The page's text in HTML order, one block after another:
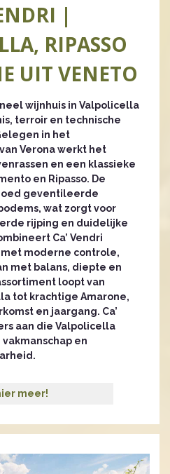
|
RIPASSO
UIT VENETO
wijnhuis in Valpolicella
terroir en technische
in het
Verona werkt het
en een klassieke
en Ripasso. De
geventileerde
wat zorgt voor
rijping en duidelijke
Ca’ Vendri
moderne controle,
met balans, diepte en
loopt van
tot krachtige Amarone,
en jaargang. Ca’
aan die Valpolicella
en
meer!